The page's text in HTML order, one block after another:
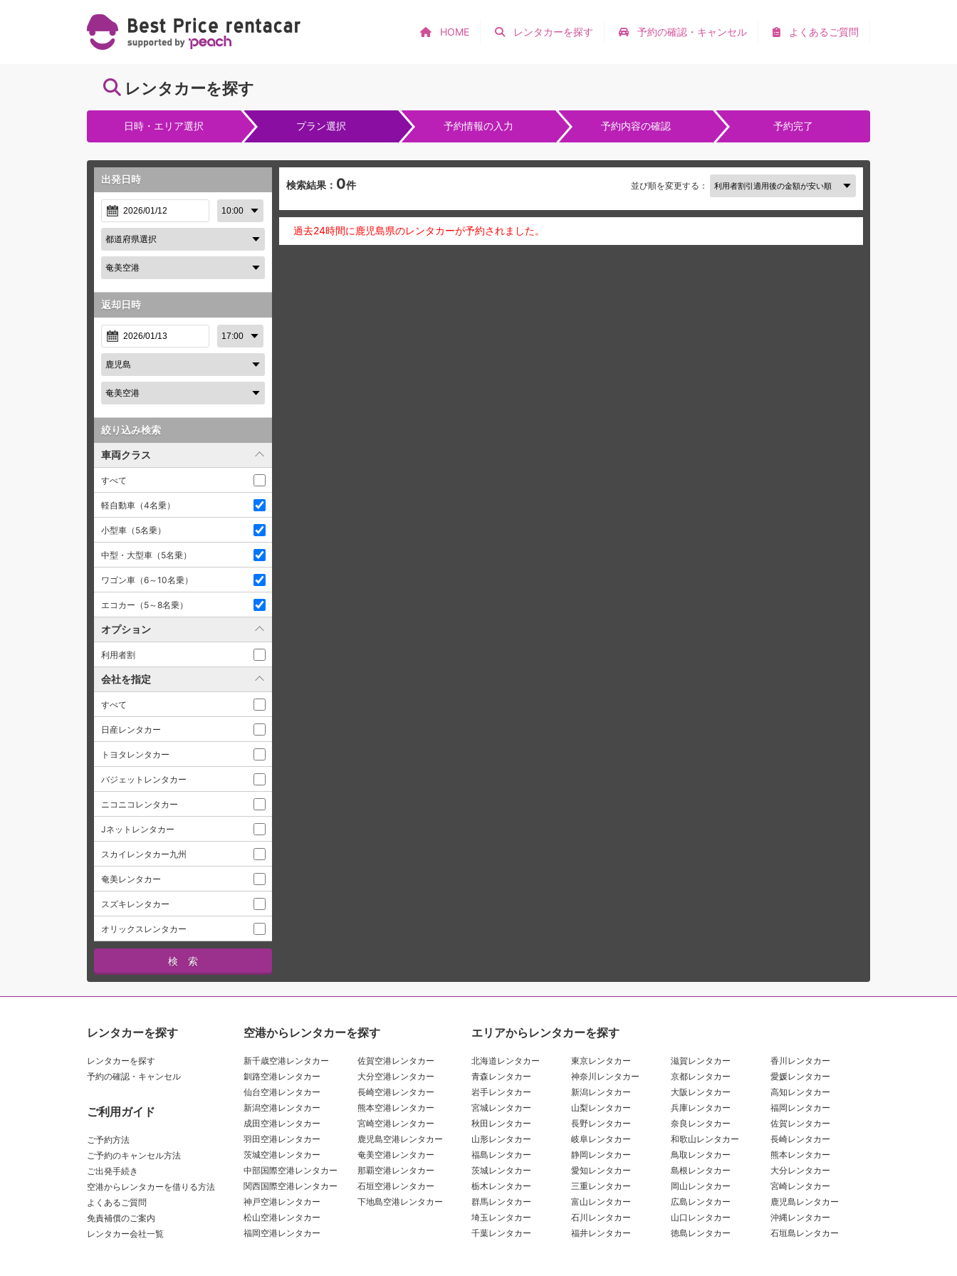
よくあるご質問
予約の確認・キャンセル
レンタカーを探す
HOME
レンタカーを探す
日時・エリア選択 プラン選択 予約情報の入力 予約内容の確認 予約完了
出発日時
返却日時
絞り込み検索
車両クラス
すべて
軽自動車（4名乗）
小型車（5名乗）
中型・大型車（5名乗）
ワゴン車（6～10名乗）
エコカー（5～8名乗）
オプション
利用者割
会社を指定
すべて
日産レンタカー
トヨタレンタカー
バジェットレンタカー
ニコニコレンタカー
Jネットレンタカー
スカイレンタカー九州
奄美レンタカー
スズキレンタカー
オリックスレンタカー
検索結果： 0件 並び順を変更する：
過去24時間に鹿児島県のレンタカーが予約されました。
レンタカーを探す
レンタカーを探す
予約の確認・キャンセル
ご利用ガイド
ご予約方法
ご予約のキャンセル方法
ご出発手続き
空港からレンタカーを借りる方法
よくあるご質問
免責補償のご案内
レンタカー会社一覧
空港からレンタカーを探す
新千歳空港レンタカー
釧路空港レンタカー
仙台空港レンタカー
新潟空港レンタカー
成田空港レンタカー
羽田空港レンタカー
茨城空港レンタカー
中部国際空港レンタカー
関西国際空港レンタカー
神戸空港レンタカー
松山空港レンタカー
福岡空港レンタカー
佐賀空港レンタカー
大分空港レンタカー
長崎空港レンタカー
熊本空港レンタカー
宮崎空港レンタカー
鹿児島空港レンタカー
奄美空港レンタカー
那覇空港レンタカー
石垣空港レンタカー
下地島空港レンタカー
エリアからレンタカーを探す
北海道レンタカー
青森レンタカー
岩手レンタカー
宮城レンタカー
秋田レンタカー
山形レンタカー
福島レンタカー
茨城レンタカー
栃木レンタカー
群馬レンタカー
埼玉レンタカー
千葉レンタカー
東京レンタカー
神奈川レンタカー
新潟レンタカー
山梨レンタカー
長野レンタカー
岐阜レンタカー
静岡レンタカー
愛知レンタカー
三重レンタカー
富山レンタカー
石川レンタカー
福井レンタカー
滋賀レンタカー
京都レンタカー
大阪レンタカー
兵庫レンタカー
奈良レンタカー
和歌山レンタカー
鳥取レンタカー
島根レンタカー
岡山レンタカー
広島レンタカー
山口レンタカー
徳島レンタカー
香川レンタカー
愛媛レンタカー
高知レンタカー
福岡レンタカー
佐賀レンタカー
長崎レンタカー
熊本レンタカー
大分レンタカー
宮崎レンタカー
鹿児島レンタカー
沖縄レンタカー
石垣島レンタカー